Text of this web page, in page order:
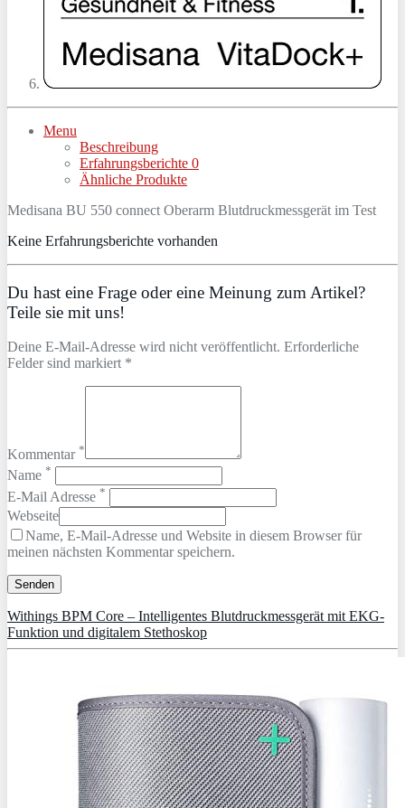
Menu
Beschreibung
Erfahrungsberichte 0
Ähnliche Produkte
Medisana BU 550 connect Oberarm Blutdruckmessgerät im Test
Keine Erfahrungsberichte vorhanden
Du hast eine Frage oder eine Meinung zum Artikel?
Teile sie mit uns!
Deine E-Mail-Adresse wird nicht veröffentlicht. Erforderliche
Felder sind markiert *
Kommentar *
Name *
E-Mail Adresse *
Webseite
Name, E-Mail-Adresse und Website in diesem Browser für
meinen nächsten Kommentar speichern.
Withings BPM Core – Intelligentes Blutdruckmessgerät mit EKG-
Funktion und digitalem Stethoskop